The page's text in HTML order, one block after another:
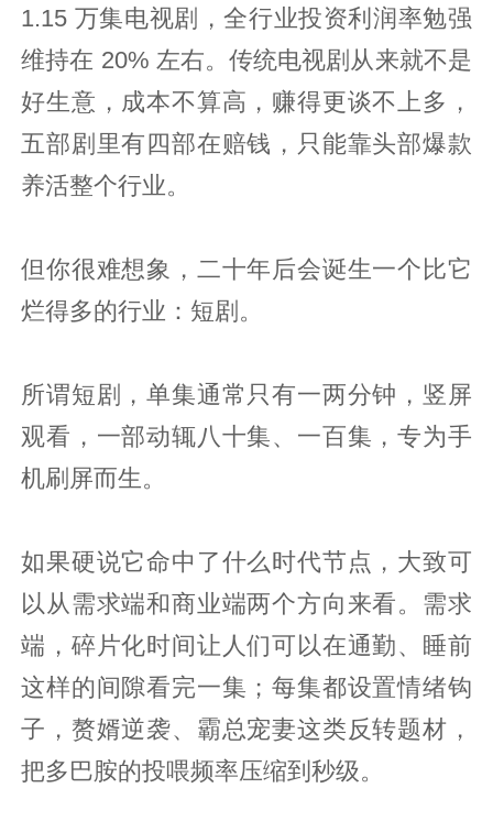
1.15 万集电视剧，全行业投资利润率勉强
维持在 20% 左右。传统电视剧从来就不是
好生意，成本不算高，赚得更谈不上多，
五部剧里有四部在赔钱，只能靠头部爆款
养活整个行业。
但你很难想象，二十年后会诞生一个比它
烂得多的行业：短剧。
所谓短剧，单集通常只有一两分钟，竖屏
观看，一部动辄八十集、一百集，专为手
机刷屏而生。
如果硬说它命中了什么时代节点，大致可
以从需求端和商业端两个方向来看。需求
端，碎片化时间让人们可以在通勤、睡前
这样的间隙看完一集；每集都设置情绪钩
子，赘婿逆袭、霸总宠妻这类反转题材，
把多巴胺的投喂频率压缩到秒级。